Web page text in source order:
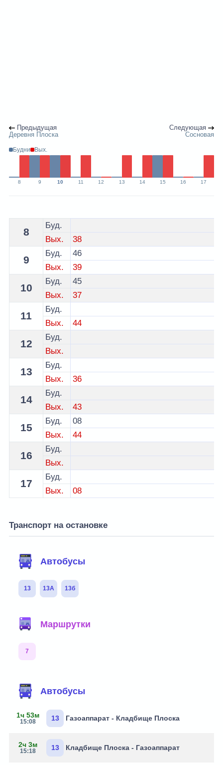
Предыдущая
Деревня Плоска
Следующая
Сосновая
Будни Вых.
8 9 10 11 12 13 14 15 16 17
Расписание 13 автобуса Брест по остановке
8
Буд.
Вых.
38
9
Буд.
46
Вых.
39
10
Буд.
45
Вых.
37
11
Буд.
Вых.
44
12
Буд.
Вых.
13
Буд.
Вых.
36
14
Буд.
Вых.
43
15
Буд.
08
Вых.
44
16
Буд.
Вых.
17
Буд.
Вых.
08
Транспорт на остановке
Автобусы
13 13А 13б
Маршрутки
7
Автобусы
1ч 53м
15:08 13 Газоаппарат - Кладбище Плоска
2ч 3м
15:18 13 Кладбище Плоска - Газоаппарат